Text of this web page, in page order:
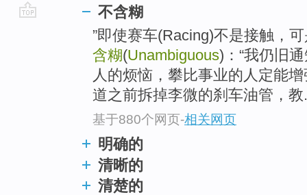
不含糊
”即使赛车(Racing)不是接触，
含糊(Unambiguous)：“我仍旧
人的烦恼，攀比事业的人定能
道之前拆掉李微的刹车油管，教
基于880个网页-相关网页
明确的
清晰的
清楚的